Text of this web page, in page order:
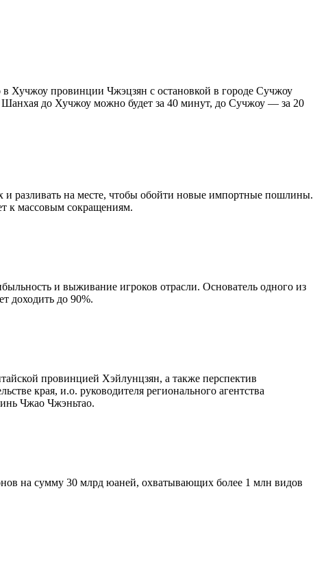
в Хучжоу провинции Чжэцзян с остановкой в городе Сучжоу
Шанхая до Хучжоу можно будет за 40 минут, до Сучжоу — за 20
и разливать на месте, чтобы обойти новые импортные пошлины.
к массовым сокращениям.
и выживание игроков отрасли. Основатель одного из
доходить до 90%.
провинцией Хэйлунцзян, а также перспектив
края, и.о. руководителя регионального агентства
Чжао Чжэньтао.
на сумму 30 млрд юаней, охватывающих более 1 млн видов